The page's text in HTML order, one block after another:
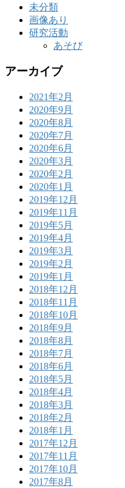
未分類
画像あり
研究活動
あそび
アーカイブ
2021年2月
2020年9月
2020年8月
2020年7月
2020年6月
2020年3月
2020年2月
2020年1月
2019年12月
2019年11月
2019年5月
2019年4月
2019年3月
2019年2月
2019年1月
2018年12月
2018年11月
2018年10月
2018年9月
2018年8月
2018年7月
2018年6月
2018年5月
2018年4月
2018年3月
2018年2月
2018年1月
2017年12月
2017年11月
2017年10月
2017年8月